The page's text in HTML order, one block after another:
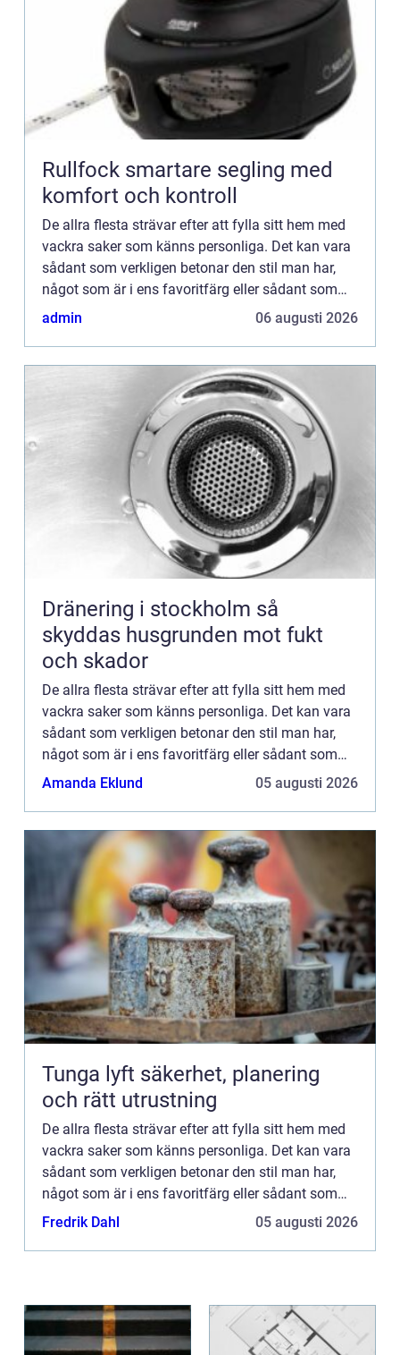
Rullfock smartare segling med
komfort och kontroll
De allra flesta strävar efter att fylla sitt hem med
vackra saker som känns personliga. Det kan vara
sådant som verkligen betonar den stil man har,
något som är i ens favoritfärg eller sådant som
helt enkelt bara passar in. Något som är både
admin 06 augusti 2026
Dränering i stockholm så
skyddas husgrunden mot fukt
och skador
De allra flesta strävar efter att fylla sitt hem med
vackra saker som känns personliga. Det kan vara
sådant som verkligen betonar den stil man har,
något som är i ens favoritfärg eller sådant som
helt enkelt bara passar in. Något som är både
Amanda Eklund 05 augusti 2026
Tunga lyft säkerhet, planering
och rätt utrustning
De allra flesta strävar efter att fylla sitt hem med
vackra saker som känns personliga. Det kan vara
sådant som verkligen betonar den stil man har,
något som är i ens favoritfärg eller sådant som
helt enkelt bara passar in. Något som är både
Fredrik Dahl 05 augusti 2026